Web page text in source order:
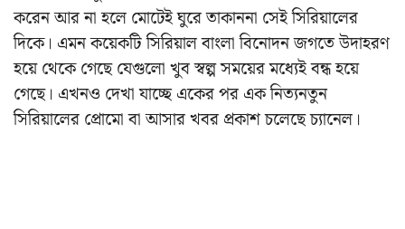
করেন আর না হলে মোটেই ঘুরে তাকাননা সেই সিরিয়ালের
দিকে। এমন কয়েকটি সিরিয়াল বাংলা বিনোদন জগতে উদাহরণ
হয়ে থেকে গেছে যেগুলো খুব স্বল্প সময়ের মধ্যেই বন্ধ হয়ে
গেছে। এখনও দেখা যাচ্ছে একের পর এক নিত্যনতুন
সিরিয়ালের প্রোমো বা আসার খবর প্রকাশ চলেছে চ্যানেল।